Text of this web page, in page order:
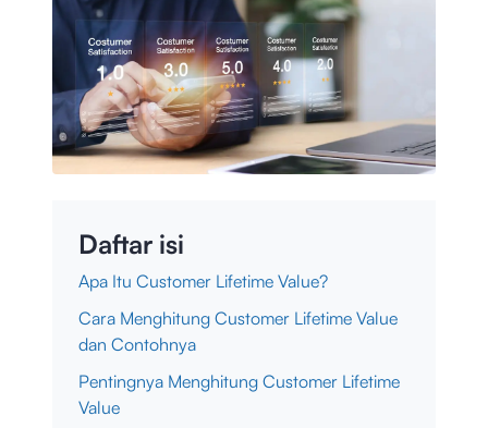
Daftar isi
Apa Itu Customer Lifetime Value?
Cara Menghitung Customer Lifetime Value
dan Contohnya
Pentingnya Menghitung Customer Lifetime
Value